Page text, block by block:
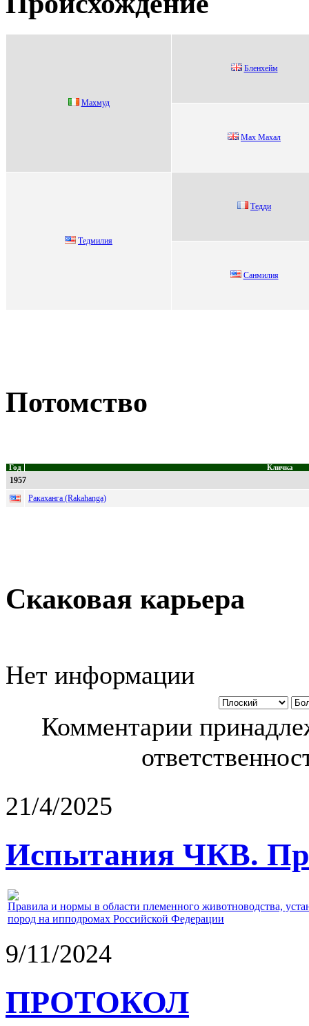
Мaхмуд
Бленхейм
Mах Mахал
Тeдмилия
Тедди
Сaнмилия
Потомство
Год Кличка
1957
Ракаханга (Rakahanga)
Скаковая карьера
Нет информации
Комментарии
21/4/2025
Испытания ЧКВ.
Правила и нормы в области племенного животноводства,
пород на ипподромах Российской Федерации
9/11/2024
ПРОТОКОЛ